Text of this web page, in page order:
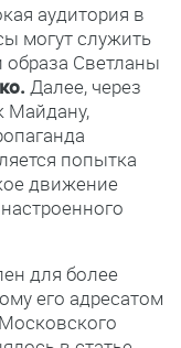
аудитория в
могут служить
Светланы
Далее, через
Майдану,
попытка
движение
для более
его адресатом